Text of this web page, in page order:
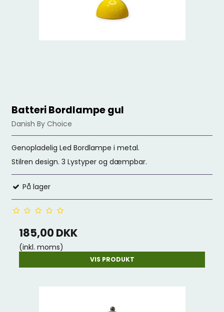
Batteri Bordlampe gul
Danish By Choice
Genopladelig Led Bordlampe i metal.
Stilren design. 3 Lystyper og dæmpbar.
På lager
185,00 DKK
(inkl. moms)
VIS PRODUKT